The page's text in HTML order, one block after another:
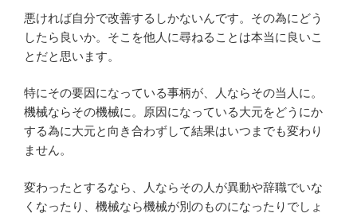
悪ければ自分で改善するしかないんです。その為にどう
したら良いか。そこを他人に尋ねることは本当に良いこ
とだと思います。
特にその要因になっている事柄が、人ならその当人に。
機械ならその機械に。原因になっている大元をどうにか
する為に大元と向き合わずして結果はいつまでも変わり
ません。
変わったとするなら、人ならその人が異動や辞職でいな
くなったり、機械なら機械が別のものになったりでしょ